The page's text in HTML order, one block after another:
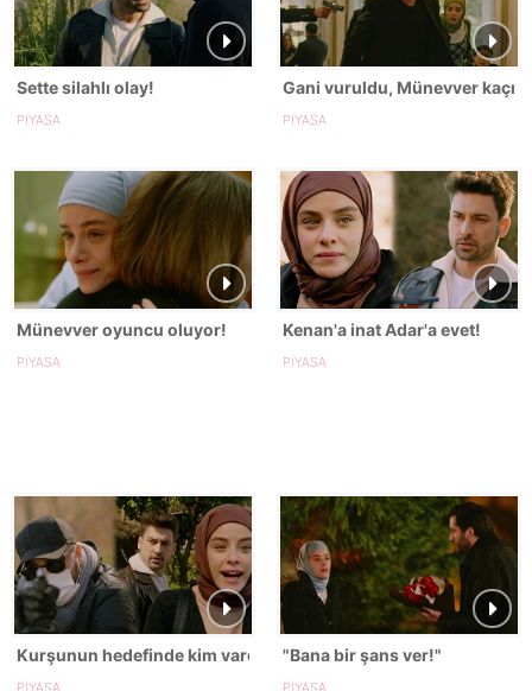
Sette silahlı olay!
PİYASA
Gani vuruldu, Münevver
PİYASA
Münevver oyuncu oluyor!
PİYASA
Kenan'a inat Adar'a evet!
PİYASA
Kurşunun hedefinde kim vardı?
PİYASA
"Bana bir şans ver!"
PİYASA